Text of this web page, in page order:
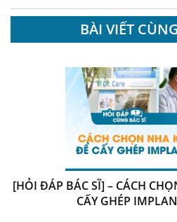
BÀI VIẾT
[HỎI ĐÁP BÁC SĨ] – CÁCH
CẤY GHÉP